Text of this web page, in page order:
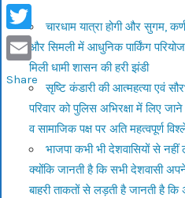
चारधाम यात्रा होगी और सुगम,
और सिमली में आधुनिक पार्किंग
मिली धामी शासन की हरी झंडी
सृष्टि कंडारी की आत्महत्या एवं
परिवार को पुलिस अभिरक्षा में लिए
व सामाजिक पक्ष पर अति महत्वपूर्ण
भाजपा कभी भी देशवासियों से नहीं
क्योंकि जानती है कि सभी देशवासी
बाहरी ताकतों से लड़ती है जानती है कि
WhatsApp
Twitter
Email
Share